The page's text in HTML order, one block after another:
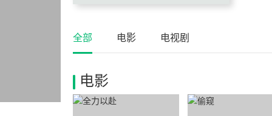
全部 电影 电视剧
电影